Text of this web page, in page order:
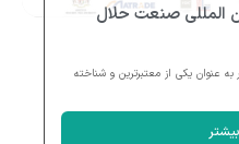
المللی صنعت حلال
به عنوان یکی از معتبرترین و شناخته